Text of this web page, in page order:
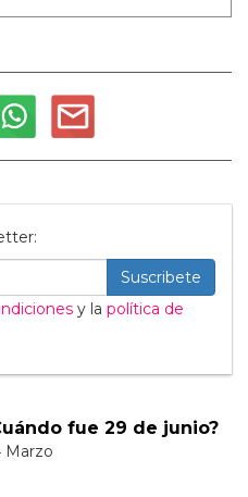
Suscribete
y la política de
fue 29 de junio?
Marzo